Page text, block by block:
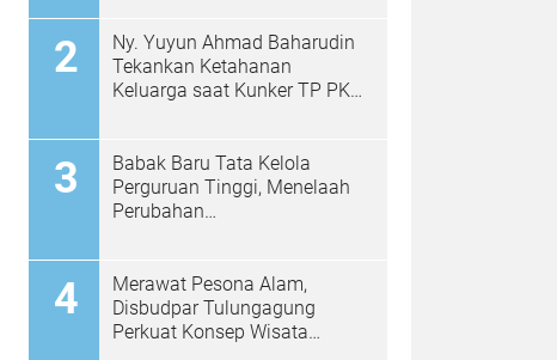
Ny. Yuyun Ahmad Baharudin
Tekankan Ketahanan
Keluarga saat Kunker TP PKK
Babak Baru Tata Kelola
Perguruan Tinggi, Menelaah
Perubahan
Merawat Pesona Alam,
Disbudpar Tulungagung
Perkuat Konsep Wisata